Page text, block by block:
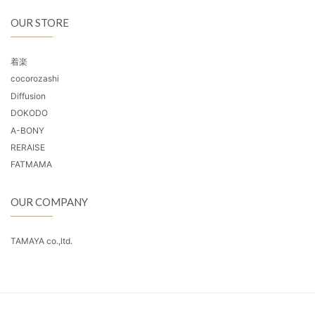
OUR STORE
着楽
cocorozashi
Diffusion
DOKODO
A-BONY
RERAISE
FATMAMA
OUR COMPANY
TAMAYA co.,ltd.